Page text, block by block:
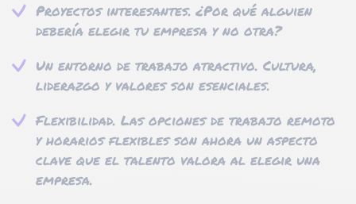
Proyectos interesantes. ¿Por qué alguien
debería elegir tu empresa y no otra?
Un entorno de trabajo atractivo. Cultura,
liderazgo y valores son esenciales.
Flexibilidad. Las opciones de trabajo remoto
y horarios flexibles son ahora un aspecto
clave que el talento valora al elegir una
empresa.